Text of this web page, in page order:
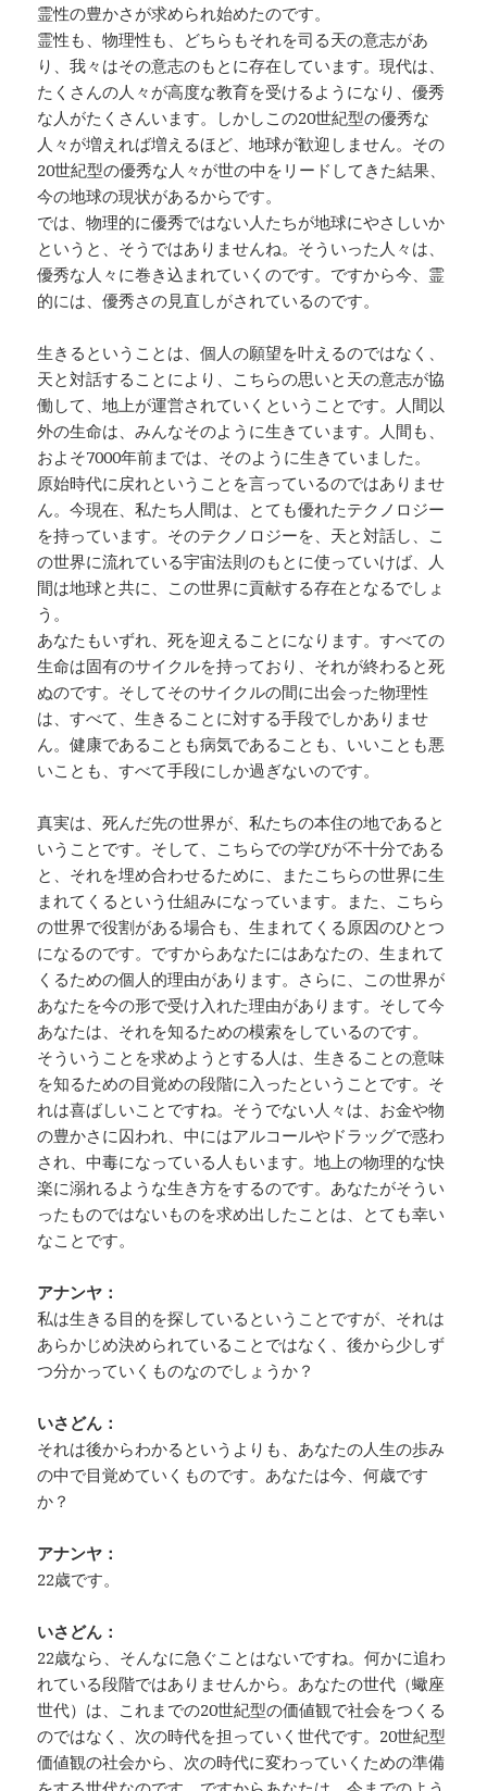
霊性の豊かさが求められ始めたのです。
霊性も、物理性も、どちらもそれを司る天の意志があ
り、我々はその意志のもとに存在しています。現代は、
たくさんの人々が高度な教育を受けるようになり、優秀
な人がたくさんいます。しかしこの20世紀型の優秀な
人々が増えれば増えるほど、地球が歓迎しません。その
20世紀型の優秀な人々が世の中をリードしてきた結果、
今の地球の現状があるからです。
では、物理的に優秀ではない人たちが地球にやさしいか
というと、そうではありませんね。そういった人々は、
優秀な人々に巻き込まれていくのです。ですから今、霊
的には、優秀さの見直しがされているのです。
生きるということは、個人の願望を叶えるのではなく、
天と対話することにより、こちらの思いと天の意志が協
働して、地上が運営されていくということです。人間以
外の生命は、みんなそのように生きています。人間も、
およそ7000年前までは、そのように生きていました。
原始時代に戻れということを言っているのではありませ
ん。今現在、私たち人間は、とても優れたテクノロジー
を持っています。そのテクノロジーを、天と対話し、こ
の世界に流れている宇宙法則のもとに使っていけば、人
間は地球と共に、この世界に貢献する存在となるでしょ
う。
あなたもいずれ、死を迎えることになります。すべての
生命は固有のサイクルを持っており、それが終わると死
ぬのです。そしてそのサイクルの間に出会った物理性
は、すべて、生きることに対する手段でしかありませ
ん。健康であることも病気であることも、いいことも悪
いことも、すべて手段にしか過ぎないのです。
真実は、死んだ先の世界が、私たちの本住の地であると
いうことです。そして、こちらでの学びが不十分である
と、それを埋め合わせるために、またこちらの世界に生
まれてくるという仕組みになっています。また、こちら
の世界で役割がある場合も、生まれてくる原因のひとつ
になるのです。ですからあなたにはあなたの、生まれて
くるための個人的理由があります。さらに、この世界が
あなたを今の形で受け入れた理由があります。そして今
あなたは、それを知るための模索をしているのです。
そういうことを求めようとする人は、生きることの意味
を知るための目覚めの段階に入ったということです。そ
れは喜ばしいことですね。そうでない人々は、お金や物
の豊かさに囚われ、中にはアルコールやドラッグで惑わ
され、中毒になっている人もいます。地上の物理的な快
楽に溺れるような生き方をするのです。あなたがそうい
ったものではないものを求め出したことは、とても幸い
なことです。
アナンヤ：
私は生きる目的を探しているということですが、それは
あらかじめ決められていることではなく、後から少しず
つ分かっていくものなのでしょうか？
いさどん：
それは後からわかるというよりも、あなたの人生の歩み
の中で目覚めていくものです。あなたは今、何歳です
か？
アナンヤ：
22歳です。
いさどん：
22歳なら、そんなに急ぐことはないですね。何かに追わ
れている段階ではありませんから。あなたの世代（蠍座
世代）は、これまでの20世紀型の価値観で社会をつくる
のではなく、次の時代を担っていく世代です。20世紀型
価値観の社会から、次の時代に変わっていくための準備